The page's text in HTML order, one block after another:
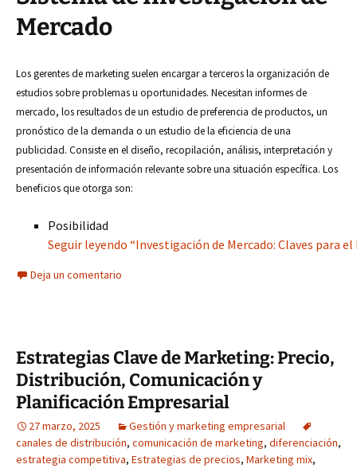
Mercado
Los gerentes de marketing suelen encargar a terceros la organización de
estudios sobre problemas u oportunidades. Necesitan informes de
mercado, los resultados de un estudio de preferencia de productos, un
pronóstico de la demanda o un estudio de la eficiencia de una
publicidad. Consiste en el diseño, recopilación, análisis, interpretación y
presentación de información relevante sobre una situación específica. Los
beneficios que otorga son:
Posibilidad
Seguir leyendo “Investigación de Mercado: Claves para
Deja un comentario
Estrategias Clave de Marketing: Precio,
Distribución, Comunicación y
Planificación Empresarial
27 marzo, 2025
Gestión y marketing empresarial
canales de distribución, comunicación de marketing, diferenciación,
estrategia competitiva, Estrategias de precios, Marketing mix,